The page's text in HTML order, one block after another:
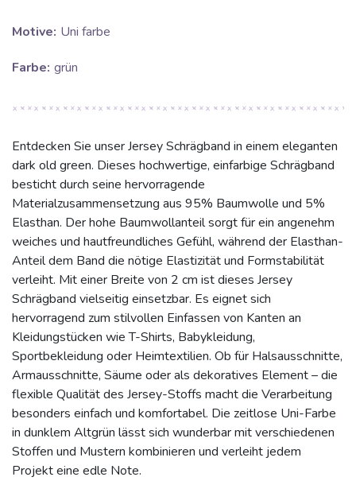
Motive: Uni farbe
Farbe: grün
Entdecken Sie unser Jersey Schrägband in einem eleganten
dark old green. Dieses hochwertige, einfarbige Schrägband
besticht durch seine hervorragende
Materialzusammensetzung aus 95% Baumwolle und 5%
Elasthan. Der hohe Baumwollanteil sorgt für ein angenehm
weiches und hautfreundliches Gefühl, während der Elasthan-
Anteil dem Band die nötige Elastizität und Formstabilität
verleiht. Mit einer Breite von 2 cm ist dieses Jersey
Schrägband vielseitig einsetzbar. Es eignet sich
hervorragend zum stilvollen Einfassen von Kanten an
Kleidungstücken wie T-Shirts, Babykleidung,
Sportbekleidung oder Heimtextilien. Ob für Halsausschnitte,
Armausschnitte, Säume oder als dekoratives Element – die
flexible Qualität des Jersey-Stoffs macht die Verarbeitung
besonders einfach und komfortabel. Die zeitlose Uni-Farbe
in dunklem Altgrün lässt sich wunderbar mit verschiedenen
Stoffen und Mustern kombinieren und verleiht jedem
Projekt eine edle Note.